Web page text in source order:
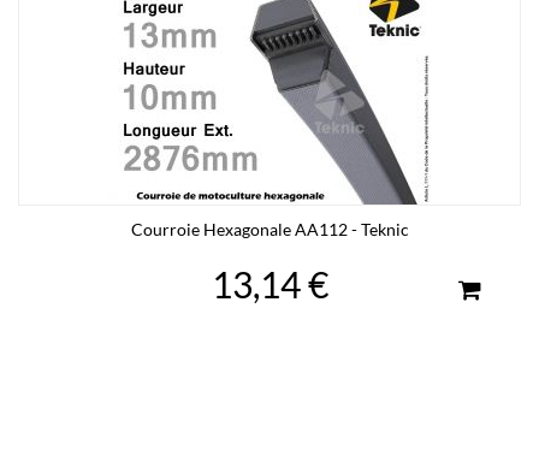
Courroie Hexagonale AA112 - Teknic
13,14 €